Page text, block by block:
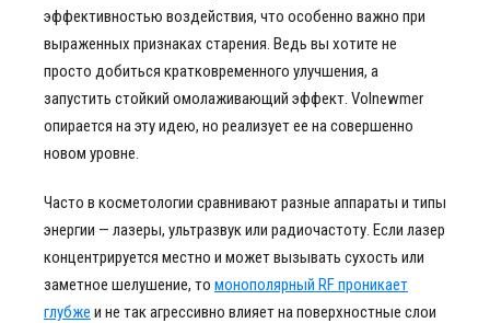
эффективностью воздействия, что особенно важно при
выраженных признаках старения. Ведь вы хотите не
просто добиться кратковременного улучшения, а
запустить стойкий омолаживающий эффект. Volnewmer
опирается на эту идею, но реализует ее на совершенно
новом уровне.
Часто в косметологии сравнивают разные аппараты и типы
энергии — лазеры, ультразвук или радиочастоту. Если лазер
концентрируется местно и может вызывать сухость или
заметное шелушение, то монополярный RF проникает
глубже и не так агрессивно влияет на поверхностные слои